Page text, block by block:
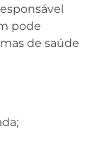
pode
de saúde